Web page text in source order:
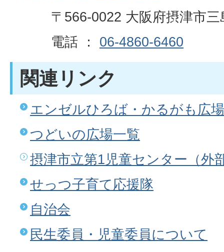
〒566-0022 大阪府摂津市三
電話 ： 06-4860-6460
関連リンク
エンゼルひろば・かるがも広場
つどいの広場一覧
摂津市立第1児童センター（外
せっつ子育て応援隊
自治会
民生委員・児童委員について